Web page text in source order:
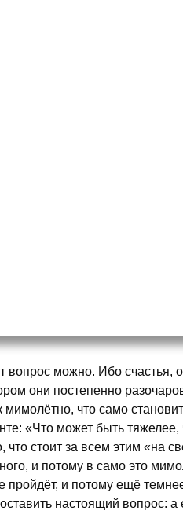
вопрос можно. Ибо счастья,
они постепенно
мимолётно, что само
«Что может быть
стоит за всем этим «на
и потому в само это
пройдёт, и потому ещё
настоящий вопрос: